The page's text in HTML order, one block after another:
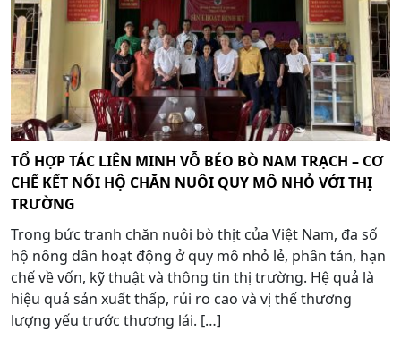
TỔ HỢP TÁC LIÊN MINH VỖ BÉO BÒ NAM TRẠCH – CƠ
CHẾ KẾT NỐI HỘ CHĂN NUÔI QUY MÔ NHỎ VỚI THỊ
TRƯỜNG
Trong bức tranh chăn nuôi bò thịt của Việt Nam, đa số
hộ nông dân hoạt động ở quy mô nhỏ lẻ, phân tán, hạn
chế về vốn, kỹ thuật và thông tin thị trường. Hệ quả là
hiệu quả sản xuất thấp, rủi ro cao và vị thế thương
lượng yếu trước thương lái. […]